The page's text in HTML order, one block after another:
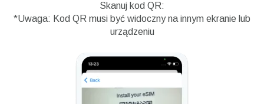
Skanuj kod QR:
*Uwaga: Kod QR musi być widoczny na innym ekranie lub
urządzeniu